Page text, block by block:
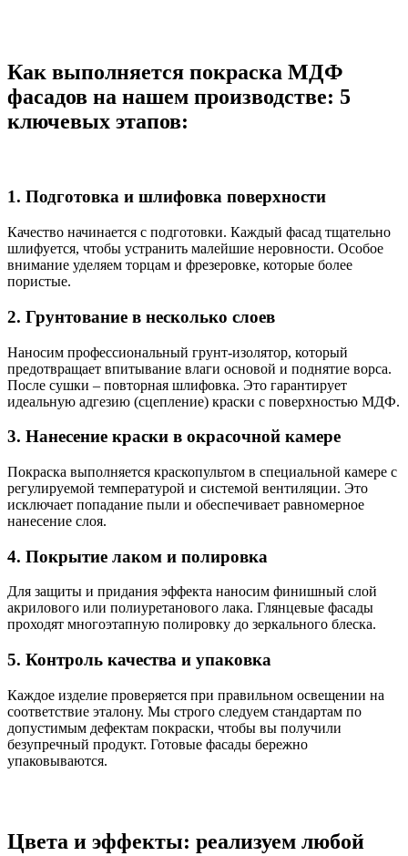
Как выполняется покраска МДФ
фасадов на нашем производстве: 5
ключевых этапов:
1. Подготовка и шлифовка поверхности
Качество начинается с подготовки. Каждый фасад тщательно
шлифуется, чтобы устранить малейшие неровности. Особое
внимание уделяем торцам и фрезеровке, которые более
пористые.
2. Грунтование в несколько слоев
Наносим профессиональный грунт-изолятор, который
предотвращает впитывание влаги основой и поднятие ворса.
После сушки – повторная шлифовка. Это гарантирует
идеальную адгезию (сцепление) краски с поверхностью МДФ.
3. Нанесение краски в окрасочной камере
Покраска выполняется краскопультом в специальной камере с
регулируемой температурой и системой вентиляции. Это
исключает попадание пыли и обеспечивает равномерное
нанесение слоя.
4. Покрытие лаком и полировка
Для защиты и придания эффекта наносим финишный слой
акрилового или полиуретанового лака. Глянцевые фасады
проходят многоэтапную полировку до зеркального блеска.
5. Контроль качества и упаковка
Каждое изделие проверяется при правильном освещении на
соответствие эталону. Мы строго следуем стандартам по
допустимым дефектам покраски, чтобы вы получили
безупречный продукт. Готовые фасады бережно
упаковываются.
Цвета и эффекты: реализуем любой